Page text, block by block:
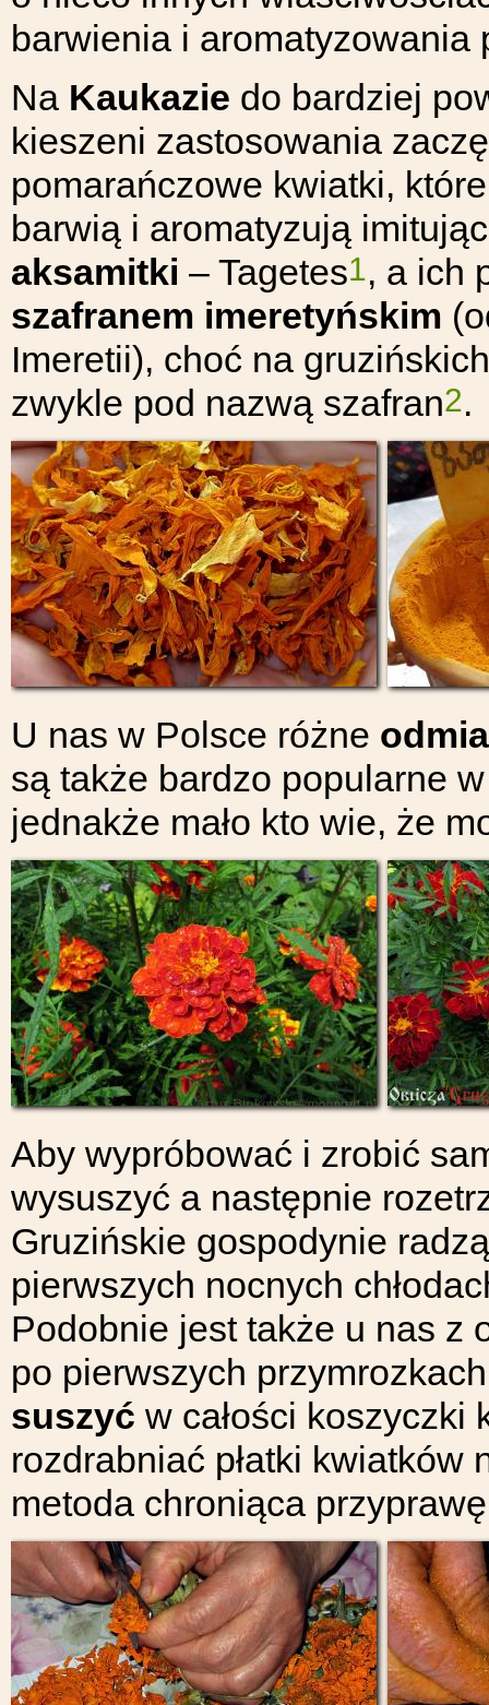
barwienia i aromatyzowania
Na Kaukazie do bardziej
kieszeni zastosowania
pomarańczowe kwiatki,
barwią i aromatyzują
aksamitki – Tagetes1, a ich
szafranem imeretyńskim
Imeretii), choć na
zwykle pod nazwą szafran2.
U nas w Polsce różne
są także bardzo popularne
jednakże mało kto wie, że
Aby wypróbować i zrobić
wysuszyć a następnie
Gruzińskie gospodynie
pierwszych nocnych
Podobnie jest także u nas z
po pierwszych
suszyć w całości koszyczki
rozdrabniać płatki kwiatków
metoda chroniąca